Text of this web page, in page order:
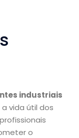
industriais
vida útil dos
o